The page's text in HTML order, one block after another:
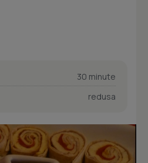
30 minute
redusa